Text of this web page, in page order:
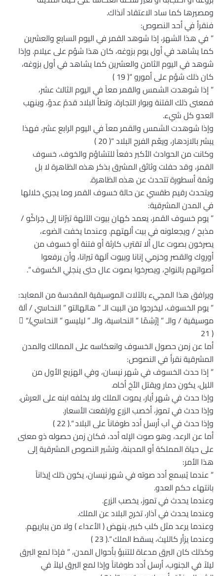
ومصيرها كما ساد الاعتقاد آنذاك.
فنقرأ في أحد النصوص:
” في هذا الشهر، إذا شوهد القمر في اليوم السابع والعشرين
كما يشاهد في أول يوم بزوغه، كان هذا شؤم على عيلام. وإذا
شوهد في اليوم الثامن والعشرين كما يشاهد في أول بزوغه،
كان ذلك شؤم على أمورو “( 19 )
” إذا شوهدت الشمس والقمر معاً في اليوم الثالث عشر،
فمعنى ذلك الفتنة وبوار التجارة، وتطأ البلاد قدمُ عدوّ، وينهب
العدو كل شيء.
وإذا شوهدت الشمس والقمر معاً في اليوم الرابع عشر، فهذا
يبشر بالازدهار، ويعّم الفرح البلاد “( 20 )
وكانت من الحوادث الأكبر دفعاً للتشاؤم والخوف، خسوف
القمر، وقد حفلت وثائق المشرق بذكر هذه الظاهرة لا بل
وثمة أسطورة تتحدث عن هذه الظاهرة.
ويتحدث رقيم طقسي عن حالة خسوف القمر وما يجري خلالها
في المدن المشرقية:
” يوم خسوف القمر، يعمد كهان بيوت الآلهة تيرّانا إلى جَراكّو /
مذبح / ويجعلونه في بيت ألهتهم. وعندما يخفت الضوء،
يصرخون بصوت عال ألا تقترب كارثة أو فتنة أو خسوف من
أوروك والقصر وحَرَمي إنانا وبيوت آلهة تيرانا، وأن يرفعوا
أصواتهم بالنواح، ويصرخوا بصوت عال حتى ينجلي الكسوف “.
ويرافق هذا المجيء بالآلات الموسيقية المقدسة من المعابد:
” يوم الخسوف، ليخرجوا من البيت الـ ” هالهالتو ” النحاسي / آلة
موسيقية / والـ ” إرّشِمّا ” النحاسية، والـ ” ليليسو ” النحاسي “.(
21 )
أما عن زمن حصول الخسوف وانعكاسه على الممالك والمدن
المشرقية نقرأ في النصوص:
” إذا حدث الخسوف في شهر نيسان، وفي الهزيع الأول من
الليل، يكون دمار ويقتل الأخ أخاه.
وإذا حدث في شهر أيار، يموت الملك ولا يخلفه ابنه على العرش.
وإذا حدث في تموز، أخصب الزرع وارتفعت الأسعار.
وإذا حدث في آب أرسل أدد طوفاناً على البلاد “.( 22 )
أما عن الرعد، وهو صوت الإله أدد، فكان زمن حصوله ذو معنى
على حياة المملكة أو المدينة، وتشير النصوص المشرقية إلى
هذا الأمر:
” عندما يُسِمع أدد صوته في شهر نيسان، يكون ذلك إيذاناً
بانتهاء حكم العدو.
وعندما يحدث في تموز، يخصب الزرع.
وعندما يحدث في آذار، تخرج البلاد عن الملك.
وعندما يرعد مثل كلب كبير، ينهض ( الأعداء ) ولا من يباريهم.
وعندما يزأر كالليث، يسقط الملك “.( 23 )
وكذلك كان البرق مدعاة للتنبؤ بأحوال المدن، ” فإذا لمع البرق
ليلاً في الجنوب، أرسل أدد طوفاناً وإذا لمع البرق ليلاً في